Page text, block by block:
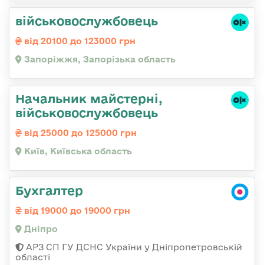
військовослужбовець
від 20100 до 123000 грн
Запоріжжя, Запорізька область
Начальник майстерні,
військовослужбовець
від 25000 до 125000 грн
Київ, Київська область
Бухгалтер
від 19000 до 19000 грн
Дніпро
АРЗ СП ГУ ДСНС України у Дніпропетровській
області